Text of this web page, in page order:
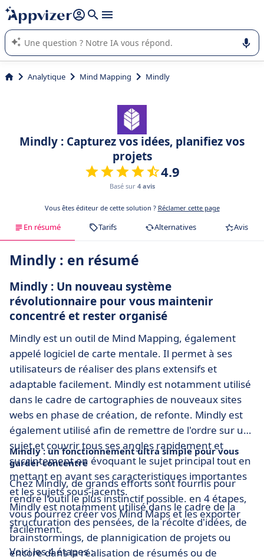
répondre (plusieurs lignes avec
L'IA de Appvizer vous guide dans l'utilisation ou la sélection de
logiciel SaaS en entreprise.
Analytique Mind Mapping Mindly
Mindly : Capturez vos idées, planifiez vos
projets
4.9
Basé sur 4 avis
Vous êtes éditeur de cette solution ? Réclamer cette page
En résumé Tarifs Alternatives Avis
Mindly : en résumé
Mindly : Un nouveau système
révolutionnaire pour vous maintenir
concentré et rester organisé
Mindly est un outil de Mind Mapping, également
appelé logiciel de carte mentale. Il permet à ses
utilisateurs de réaliser des plans extensifs et
adaptable facilement. Mindly est notamment utilisé
dans le cadre de cartographies de nouveaux sites
webs en phase de création, de refonte. Mindly est
également utilisé afin de remettre de l'ordre sur un
sujet et couvrir tous ses angles rapidement et
succintement en évoquant le sujet principal tout en
mettant en avant ses caracteristiques importantes
et les sujets sous-jacents.
Mindly est notamment utilisé dans le cadre de la
structuration des pensées, de la récolte d'idées, de
brainstormings, de plannigication de projets ou
encore dans la réalisation de résumés ou de
Mindly : un fonctionnement ultra simple pour vous
garder concentré
Chez Mindly, de grands efforts sont fournis pour
rendre l'outil le plus instinctif possible. en 4 étapes,
vous pourrez créer vos Mind Maps et les exporter
facilement.
Voici les 4 étapes :